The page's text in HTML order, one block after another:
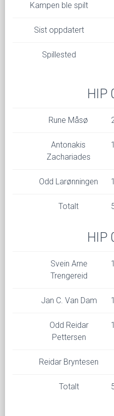
Kampen ble spilt
Sist oppdatert
Spillested
HIP
Rune Måsø
Antonakis
Zachariades
Odd Larønningen
Totalt
HIP
Svein Arne
Trengereid
Jan C. Van Dam
Odd Reidar
Pettersen
Reidar Bryntesen
Totalt